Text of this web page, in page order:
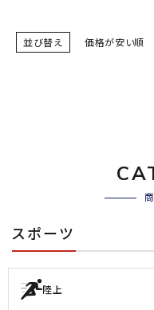
並び替え 価格が安い順
スポーツ
陸上